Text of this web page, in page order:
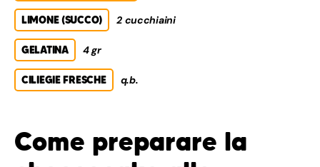
LIMONE (SUCCO) 2 cucchiaini
GELATINA 4 gr
CILIEGIE FRESCHE q.b.
Come preparare la